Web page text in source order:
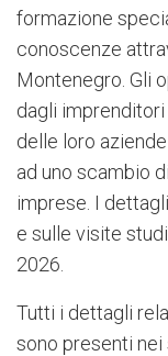
formazione
conoscenze
Montenegro. Gli
dagli imprenditori
delle loro
ad uno scambio
imprese. I
e sulle visite
2026.
Tutti i dettagli
sono presenti